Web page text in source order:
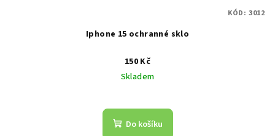
Iphone 15 ochranné sklo
150 Kč
Skladem
Do košíku
KÓD: 3012